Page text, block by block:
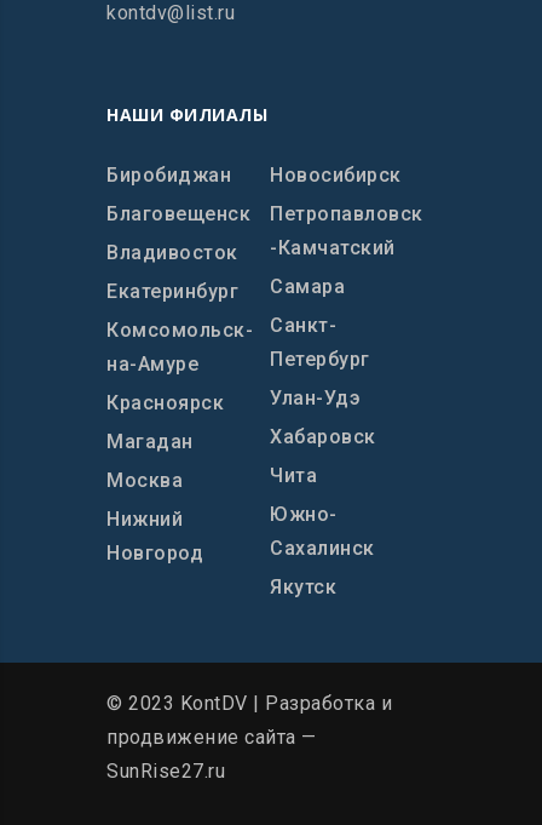
kontdv@list.ru
НАШИ ФИЛИАЛЫ
Биробиджан
Благовещенск
Владивосток
Екатеринбург
Комсомольск-
на-Амуре
Красноярск
Магадан
Москва
Нижний
Новгород
Новосибирск
Петропавловск
-Камчатский
Самара
Санкт-
Петербург
Улан-Удэ
Хабаровск
Чита
Южно-
Сахалинск
Якутск
© 2023 KontDV | Разработка и
продвижение сайта —
SunRise27.ru